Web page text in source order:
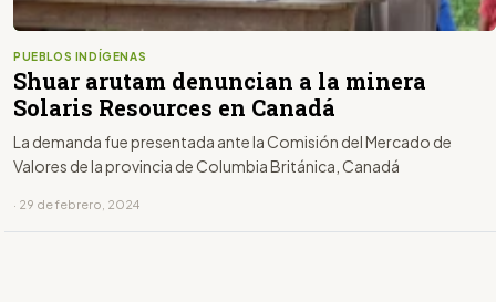
PUEBLOS INDÍGENAS
Shuar arutam denuncian a la minera
Solaris Resources en Canadá
La demanda fue presentada ante la Comisión del Mercado de
Valores de la provincia de Columbia Británica, Canadá
· 29 de febrero, 2024